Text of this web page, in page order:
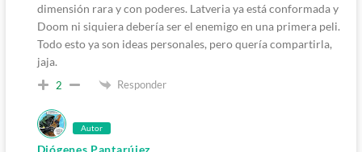
dimensión rara y con poderes. Latveria ya está conformada y
Doom ni siquiera debería ser el enemigo en una primera peli.
Todo esto ya son ideas personales, pero quería compartirla,
jaja.
2 Responder
Autor